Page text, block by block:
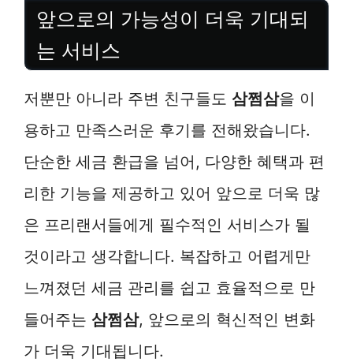
앞으로의 가능성이 더욱 기대되
는 서비스
저뿐만 아니라 주변 친구들도 삼쩜삼을 이
용하고 만족스러운 후기를 전해왔습니다.
단순한 세금 환급을 넘어, 다양한 혜택과 편
리한 기능을 제공하고 있어 앞으로 더욱 많
은 프리랜서들에게 필수적인 서비스가 될
것이라고 생각합니다. 복잡하고 어렵게만
느껴졌던 세금 관리를 쉽고 효율적으로 만
들어주는 삼쩜삼, 앞으로의 혁신적인 변화
가 더욱 기대됩니다.